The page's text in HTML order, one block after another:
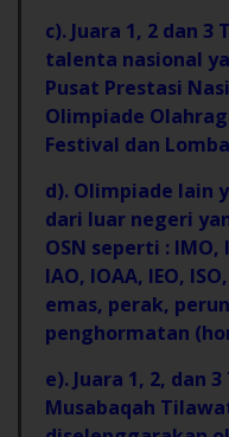
c). Juara 1, 2 dan
talenta nasional
Pusat Prestasi
Olimpiade
Festival dan
d). Olimpiade lain
dari luar negeri
OSN seperti : IMO,
IAO, IOAA, IEO,
emas, perak,
penghormatan
e). Juara 1, 2, dan
Musabaqah